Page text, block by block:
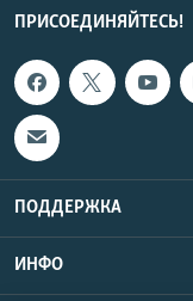
ПРИСОЕДИНЯЙТЕСЬ!
ПОДДЕРЖКА
ИНФО